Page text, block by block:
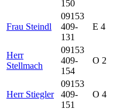
150
Frau Steindl
09153
409-
131
E 4
Herr
Stellmach
09153
409-
154
O 2
Herr Stiegler
09153
409-
151
O 4